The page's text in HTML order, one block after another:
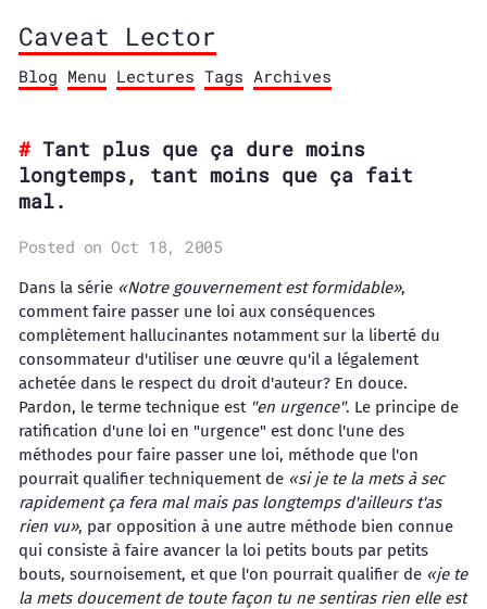
Caveat Lector
Blog Menu Lectures Tags Archives
Tant plus que ça dure moins
longtemps, tant moins que ça fait
mal.
Posted on Oct 18, 2005
Dans la série «Notre gouvernement est formidable»,
comment faire passer une loi aux conséquences
complètement hallucinantes notamment sur la liberté du
consommateur d'utiliser une œuvre qu'il a légalement
achetée dans le respect du droit d'auteur? En douce.
Pardon, le terme technique est "en urgence". Le principe de
ratification d'une loi en "urgence" est donc l'une des
méthodes pour faire passer une loi, méthode que l'on
pourrait qualifier techniquement de «si je te la mets à sec
rapidement ça fera mal mais pas longtemps d'ailleurs t'as
rien vu», par opposition à une autre méthode bien connue
qui consiste à faire avancer la loi petits bouts par petits
bouts, sournoisement, et que l'on pourrait qualifier de «je te
la mets doucement de toute façon tu ne sentiras rien elle est